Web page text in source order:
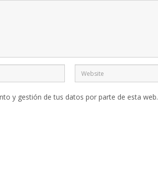
y gestión de tus datos por parte de esta web.